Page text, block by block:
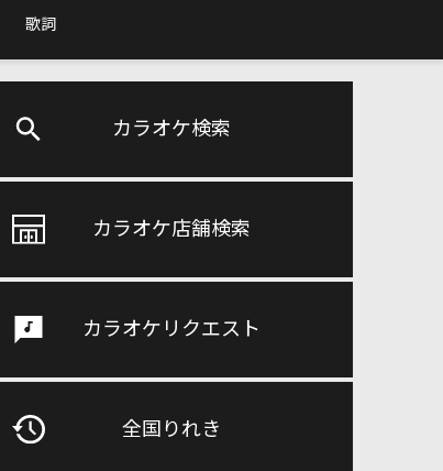
歌詞
カラオケ検索
カラオケ店舗検索
カラオケリクエスト
全国りれき